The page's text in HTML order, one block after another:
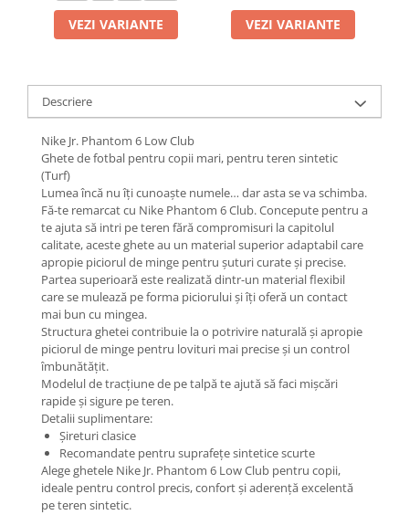
VEZI VARIANTE VEZI VARIANTE
Descriere
Nike Jr. Phantom 6 Low Club
Ghete de fotbal pentru copii mari, pentru teren sintetic
(Turf)
Lumea încă nu îți cunoaște numele… dar asta se va schimba.
Fă-te remarcat cu Nike Phantom 6 Club. Concepute pentru a
te ajuta să intri pe teren fără compromisuri la capitolul
calitate, aceste ghete au un material superior adaptabil care
apropie piciorul de minge pentru șuturi curate și precise.
Partea superioară este realizată dintr-un material flexibil
care se mulează pe forma piciorului și îți oferă un contact
mai bun cu mingea.
Structura ghetei contribuie la o potrivire naturală și apropie
piciorul de minge pentru lovituri mai precise și un control
îmbunătățit.
Modelul de tracțiune de pe talpă te ajută să faci mișcări
rapide și sigure pe teren.
Detalii suplimentare:
Șireturi clasice
Recomandate pentru suprafețe sintetice scurte
Alege ghetele Nike Jr. Phantom 6 Low Club pentru copii,
ideale pentru control precis, confort și aderență excelentă
pe teren sintetic.